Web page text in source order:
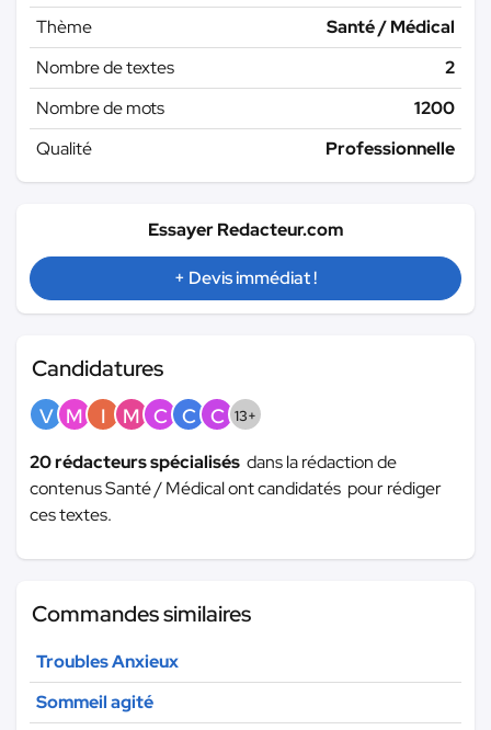
Thème
Santé / Médical
Nombre de textes
2
Nombre de mots
1200
Qualité
Professionnelle
Essayer Redacteur.com
+ Devis immédiat !
Candidatures
V M I M C C C 13+
20 rédacteurs spécialisés dans la rédaction de
contenus Santé / Médical ont candidatés pour rédiger
ces textes.
Commandes similaires
Troubles Anxieux
Sommeil agité